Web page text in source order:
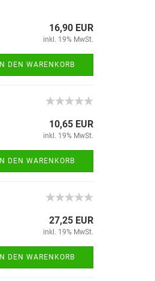
16,90 EUR
inkl. 19% MwSt.
IN DEN WARENKORB
10,65 EUR
inkl. 19% MwSt.
IN DEN WARENKORB
27,25 EUR
inkl. 19% MwSt.
IN DEN WARENKORB